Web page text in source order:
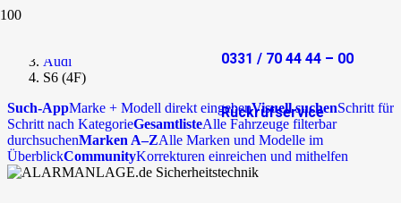
0331 / 70 44 44 – 00
Rückrufservice
Audi
S6 (4F)
Such-AppMarke + Modell direkt eingebenVisuell suchenSchritt für
Schritt nach KategorieGesamtlisteAlle Fahrzeuge filterbar
durchsuchenMarken A–ZAlle Marken und Modelle im
ÜberblickCommunityKorrekturen einreichen und mithelfen